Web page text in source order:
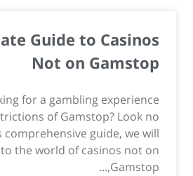
Guide to Casinos
Not on Gamstop
for a gambling experience
of Gamstop? Look no
guide, we will
the world of casinos not on
Gamstop,...